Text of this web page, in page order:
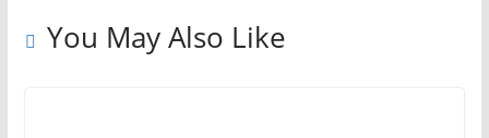
You May Also Like